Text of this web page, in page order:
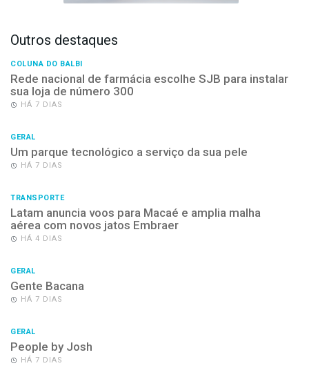
Outros destaques
COLUNA DO BALBI
Rede nacional de farmácia escolhe SJB para instalar
sua loja de número 300
HÁ 7 DIAS
GERAL
Um parque tecnológico a serviço da sua pele
HÁ 7 DIAS
TRANSPORTE
Latam anuncia voos para Macaé e amplia malha
aérea com novos jatos Embraer
HÁ 4 DIAS
GERAL
Gente Bacana
HÁ 7 DIAS
GERAL
People by Josh
HÁ 7 DIAS